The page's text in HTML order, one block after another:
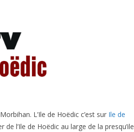
L’Ile de Hoëdic c’est sur Ile de
l’Ile de Hoëdic au large de la presqu’ile